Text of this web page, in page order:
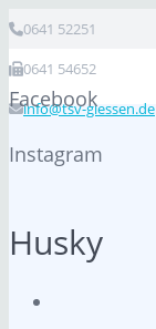
0641 52251
0641 54652
info@tsv-giessen.de
Facebook
Instagram
Husky